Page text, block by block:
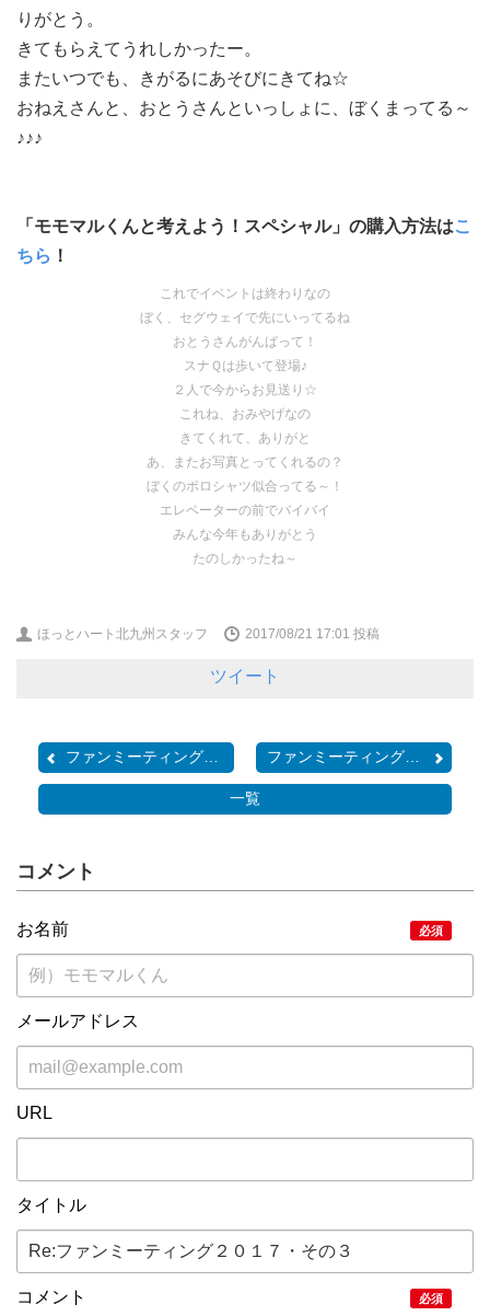
りがとう。
きてもらえてうれしかったー。
またいつでも、きがるにあそびにきてね☆
おねえさんと、おとうさんといっしょに、ぼくまってる～
♪♪♪
「モモマルくんと考えよう！スペシャル」の購入方法はこ
ちら ！
これでイベントは終わりなの
ぼく、セグウェイで先にいってるね
おとうさんがんばって！
スナＱは歩いて登場♪
２人で今からお見送り☆
これね、おみやげなの
きてくれて、ありがと
あ、またお写真とってくれるの？
ぼくのポロシャツ似合ってる～！
エレベーターの前でバイバイ
みんな今年もありがとう
たのしかったね～
ほっとハート北九州スタッフ 2017/08/21 17:01 投稿
ツイート
ファンミーティング２０１...
一覧
コメント
お名前 必須
メールアドレス
URL
タイトル
コメント 必須